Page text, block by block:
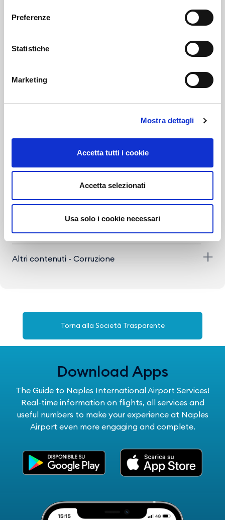
Preferenze
Statistiche
Marketing
Mostra dettagli
Accetta tutti i cookie
Accetta selezionati
Usa solo i cookie necessari
Selezione del personale
Bilanci
Beni immobili e gestione patrimonio
Servizi erogati
Altri contenuti - Corruzione
Torna alla Società Trasparente
Download Apps
The Guide to Naples International Airport Services!
Real-time information on flights, all services and
useful numbers to make your experience at Naples
Airport even more engaging and complete.